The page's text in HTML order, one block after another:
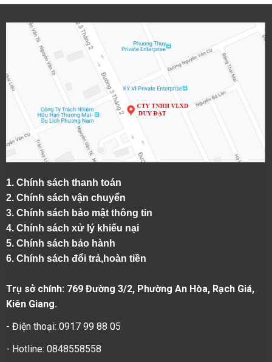
1. Chính sách thanh toán
2. Chính sách vận chuyển
3. Chính sách bảo mật thông tin
4. Chính sách xử lý khiếu nại
5. Chính sách bảo hành
6. Chính sách đổi trả,hoàn tiền
Trụ sở chính: 769 Đường 3/2, Phường An Hòa, Rạch Giá,
Kiên Giang.
- Điện thoại: 0917 99 88 05
- Hotline: 0848558558